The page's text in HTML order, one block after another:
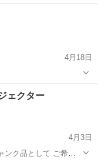
ン付きです 中古品だ
、レコーダー
4月18日
、レコーダー
ェクター
4月3日
ンク品として ご希望